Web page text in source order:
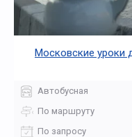
Московские уроки
Автобусная
По маршруту
По запросу